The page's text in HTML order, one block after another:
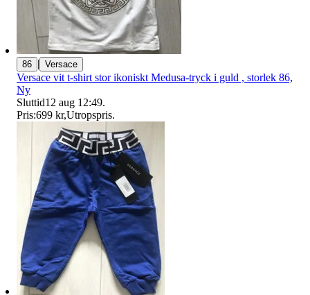
86 | Versace
Versace vit t-shirt stor ikoniskt Medusa-tryck i guld , storlek 86,
Ny
Sluttid12 aug 12:49.
Pris:699 kr,Utropspris.